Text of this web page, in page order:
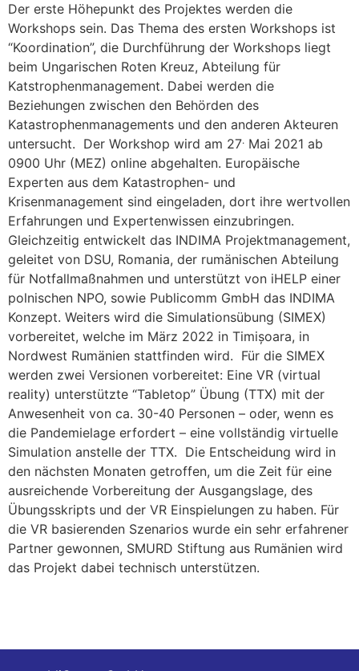
Der erste Höhepunkt des Projektes werden die
Workshops sein. Das Thema des ersten Workshops ist
“Koordination”, die Durchführung der Workshops liegt
beim Ungarischen Roten Kreuz, Abteilung für
Katstrophenmanagement. Dabei werden die
Beziehungen zwischen den Behörden des
Katastrophenmanagements und den anderen Akteuren
untersucht. Der Workshop wird am 27. Mai 2021 ab
0900 Uhr (MEZ) online abgehalten. Europäische
Experten aus dem Katastrophen- und
Krisenmanagement sind eingeladen, dort ihre wertvollen
Erfahrungen und Expertenwissen einzubringen.
Gleichzeitig entwickelt das INDIMA Projektmanagement,
geleitet von DSU, Romania, der rumänischen Abteilung
für Notfallmaßnahmen und unterstützt von iHELP einer
polnischen NPO, sowie Publicomm GmbH das INDIMA
Konzept. Weiters wird die Simulationsübung (SIMEX)
vorbereitet, welche im März 2022 in Timișoara, in
Nordwest Rumänien stattfinden wird. Für die SIMEX
werden zwei Versionen vorbereitet: Eine VR (virtual
reality) unterstützte “Tabletop” Übung (TTX) mit der
Anwesenheit von ca. 30-40 Personen – oder, wenn es
die Pandemielage erfordert – eine vollständig virtuelle
Simulation anstelle der TTX. Die Entscheidung wird in
den nächsten Monaten getroffen, um die Zeit für eine
ausreichende Vorbereitung der Ausgangslage, des
Übungsskripts und der VR Einspielungen zu haben. Für
die VR basierenden Szenarios wurde ein sehr erfahrener
Partner gewonnen, SMURD Stiftung aus Rumänien wird
das Projekt dabei technisch unterstützen.